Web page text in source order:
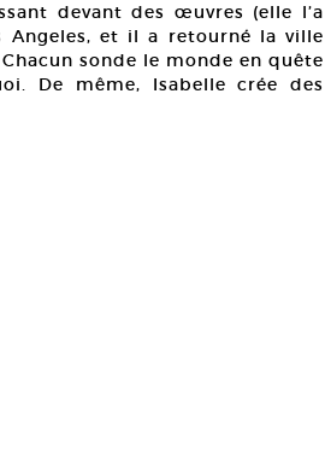
devant des œuvres (elle l’a
Angeles, et il a retourné la ville
sonde le monde en quête
De même, Isabelle crée des